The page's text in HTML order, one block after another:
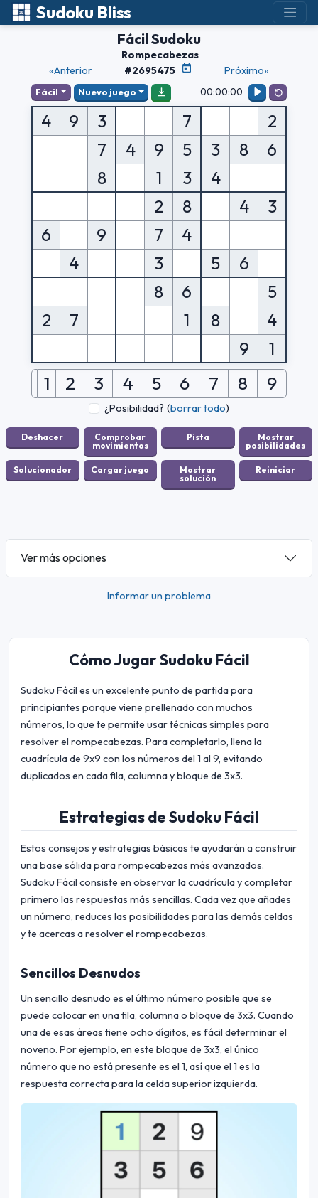
Sudoku Bliss
Fácil Sudoku
«Anterior
Rompecabezas
#2695475
Próximo»
Fácil Nuevo juego 00:00:00
4 9 3 7
2
7
4 9 5 3 8
6
8
1 3
4
2
8 4
3
6
9 7
4
4
3 5
6
8
6
5
2
7 1 8
4
9
1
1 2 3 4 5 6 7 8 9
¿Posibilidad? (borrar todo)
Ver más opciones
Informar un problema
Cómo Jugar Sudoku Fácil
Sudoku Fácil es un excelente punto de partida para
principiantes porque viene prellenado con muchos
números, lo que te permite usar técnicas simples para
resolver el rompecabezas. Para completarlo, llena la
cuadrícula de 9x9 con los números del 1 al 9, evitando
duplicados en cada fila, columna y bloque de 3x3.
Estrategias de Sudoku Fácil
Estos consejos y estrategias básicas te ayudarán a construir
una base sólida para rompecabezas más avanzados.
Sudoku Fácil consiste en observar la cuadrícula y completar
primero las respuestas más sencillas. Cada vez que añades
un número, reduces las posibilidades para las demás celdas
y te acercas a resolver el rompecabezas.
Sencillos Desnudos
Un sencillo desnudo es el último número posible que se
puede colocar en una fila, columna o bloque de 3x3. Cuando
una de esas áreas tiene ocho dígitos, es fácil determinar el
noveno. Por ejemplo, en este bloque de 3x3, el único
número que no está presente es el 1, así que el 1 es la
respuesta correcta para la celda superior izquierda.